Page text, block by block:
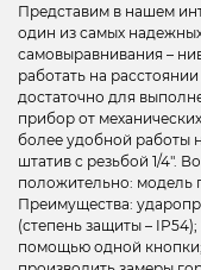
Представим в нашем
один из самых
самовыравнивания –
работать на
достаточно для
прибор от
более удобной работы
штатив с резьбой 1/4″.
положительно: модель
Преимущества:
(степень защиты –
помощью одной кнопки;